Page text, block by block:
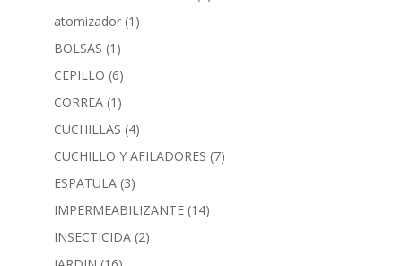
atomizador (1)
BOLSAS (1)
CEPILLO (6)
CORREA (1)
CUCHILLAS (4)
CUCHILLO Y AFILADORES (7)
ESPATULA (3)
IMPERMEABILIZANTE (14)
INSECTICIDA (2)